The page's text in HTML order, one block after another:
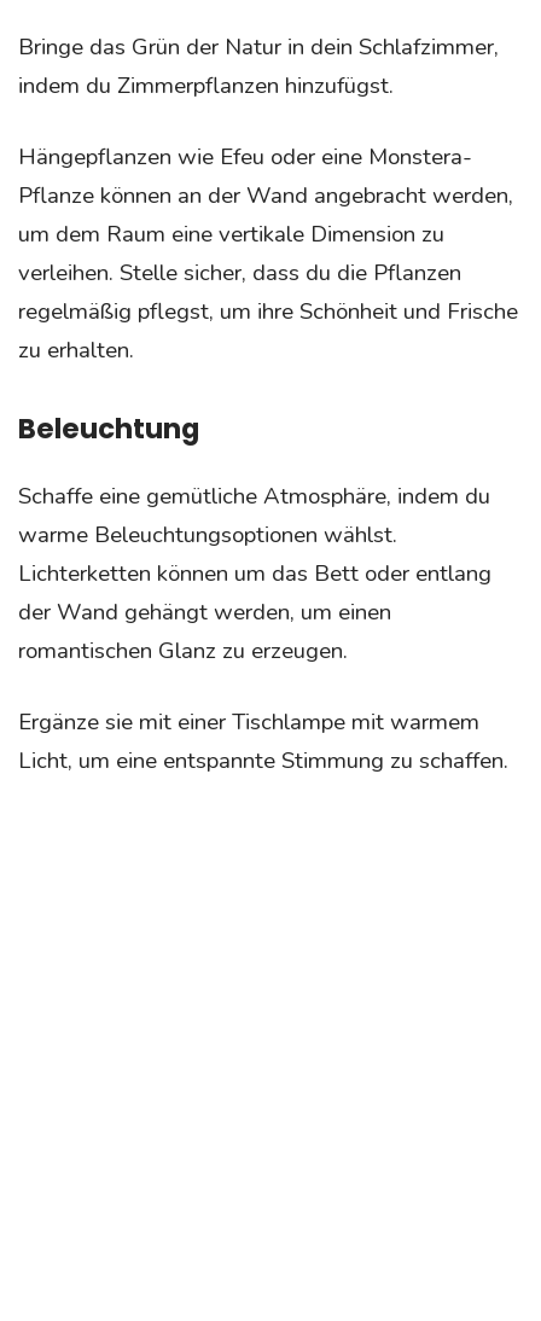
Bringe das Grün der Natur in dein Schlafzimmer,
indem du Zimmerpflanzen hinzufügst.
Hängepflanzen wie Efeu oder eine Monstera-
Pflanze können an der Wand angebracht werden,
um dem Raum eine vertikale Dimension zu
verleihen. Stelle sicher, dass du die Pflanzen
regelmäßig pflegst, um ihre Schönheit und Frische
zu erhalten.
Beleuchtung
Schaffe eine gemütliche Atmosphäre, indem du
warme Beleuchtungsoptionen wählst.
Lichterketten können um das Bett oder entlang
der Wand gehängt werden, um einen
romantischen Glanz zu erzeugen.
Ergänze sie mit einer Tischlampe mit warmem
Licht, um eine entspannte Stimmung zu schaffen.